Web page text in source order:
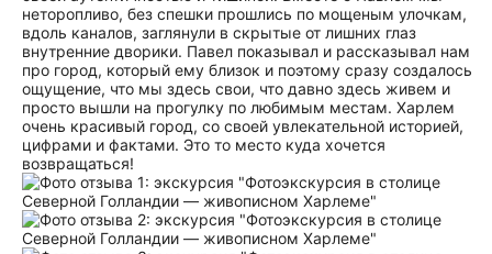
неторопливо, без спешки прошлись по мощеным улочкам,
вдоль каналов, заглянули в скрытые от лишних глаз
внутренние дворики. Павел показывал и рассказывал нам
про город, который ему близок и поэтому сразу создалось
ощущение, что мы здесь свои, что давно здесь живем и
просто вышли на прогулку по любимым местам. Харлем
очень красивый город, со своей увлекательной историей,
цифрами и фактами. Это то место куда хочется
возвращаться!